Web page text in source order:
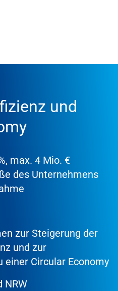
und
max. 4 Mio. €
des Unternehmens
zur Steigerung der
und zur
einer Circular Economy
NRW